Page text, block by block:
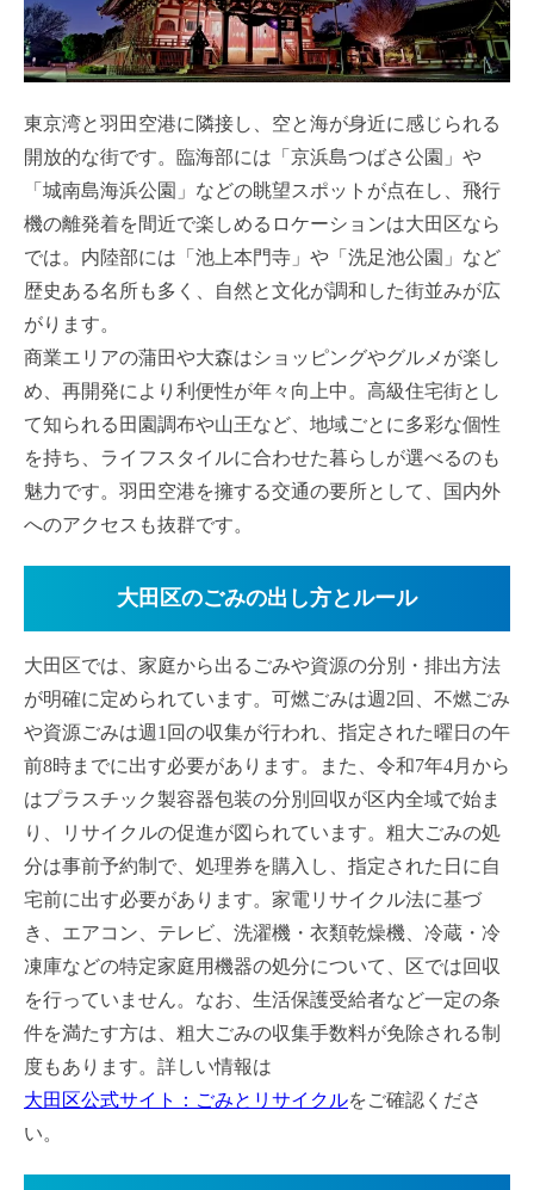
東京湾と羽田空港に隣接し、空と海が身近に感じられる
開放的な街です。臨海部には「京浜島つばさ公園」や
「城南島海浜公園」などの眺望スポットが点在し、飛行
機の離発着を間近で楽しめるロケーションは大田区なら
では。内陸部には「池上本門寺」や「洗足池公園」など
歴史ある名所も多く、自然と文化が調和した街並みが広
がります。
商業エリアの蒲田や大森はショッピングやグルメが楽し
め、再開発により利便性が年々向上中。高級住宅街とし
て知られる田園調布や山王など、地域ごとに多彩な個性
を持ち、ライフスタイルに合わせた暮らしが選べるのも
魅力です。羽田空港を擁する交通の要所として、国内外
へのアクセスも抜群です。
大田区のごみの出し方とルール
大田区では、家庭から出るごみや資源の分別・排出方法
が明確に定められています。​可燃ごみは週2回、不燃ごみ
や資源ごみは週1回の収集が行われ、指定された曜日の午
前8時までに出す必要があります。​また、令和7年4月から
はプラスチック製容器包装の分別回収が区内全域で始ま
り、リサイクルの促進が図られています。​粗大ごみの処
分は事前予約制で、処理券を購入し、指定された日に自
宅前に出す必要があります。​家電リサイクル法に基づ
き、エアコン、テレビ、洗濯機・衣類乾燥機、冷蔵・冷
凍庫などの特定家庭用機器の処分について、区では回収
を行っていません。なお、生活保護受給者など一定の条
件を満たす方は、粗大ごみの収集手数料が免除される制
度もあります。詳しい情報は
大田区公式サイト：ごみとリサイクルをご確認くださ
い。